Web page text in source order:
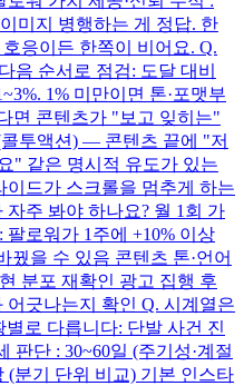
미지 병행하는 게 정답. 한
응이든 한쪽이 비어요. Q.
음 순서로 점검: 도달 대비
1% 미만이면 톤·포맷부
면 콘텐츠가 "보고 잊히는"
투액션) — 콘텐츠 끝에 "저
" 같은 명시적 유도가 있는
드가 스크롤을 멈추게 하는
주 봐야 하나요? 월 1회 가
로워가 1주에 +10% 이상
을 수 있음 콘텐츠 톤·언어
분포 재확인 광고 집행 후
긋나는지 확인 Q. 시계열은
로 다릅니다: 단발 사건 진
판단 : 30~60일 (주기성·계절
(분기 단위 비교) 기본 인스타